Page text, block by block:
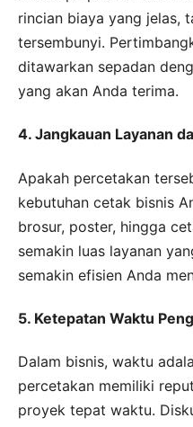
rincian biaya yang jelas,
tersembunyi.
ditawarkan sepadan
yang akan Anda terima.
4. Jangkauan Layanan
Apakah percetakan
kebutuhan cetak bisnis
brosur, poster, hingga
semakin luas layanan
semakin efisien Anda
5. Ketepatan Waktu
Dalam bisnis, waktu
percetakan memiliki
proyek tepat waktu.